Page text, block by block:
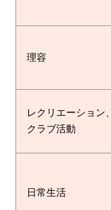
理容
レクリエーション、
クラブ活動
日常生活